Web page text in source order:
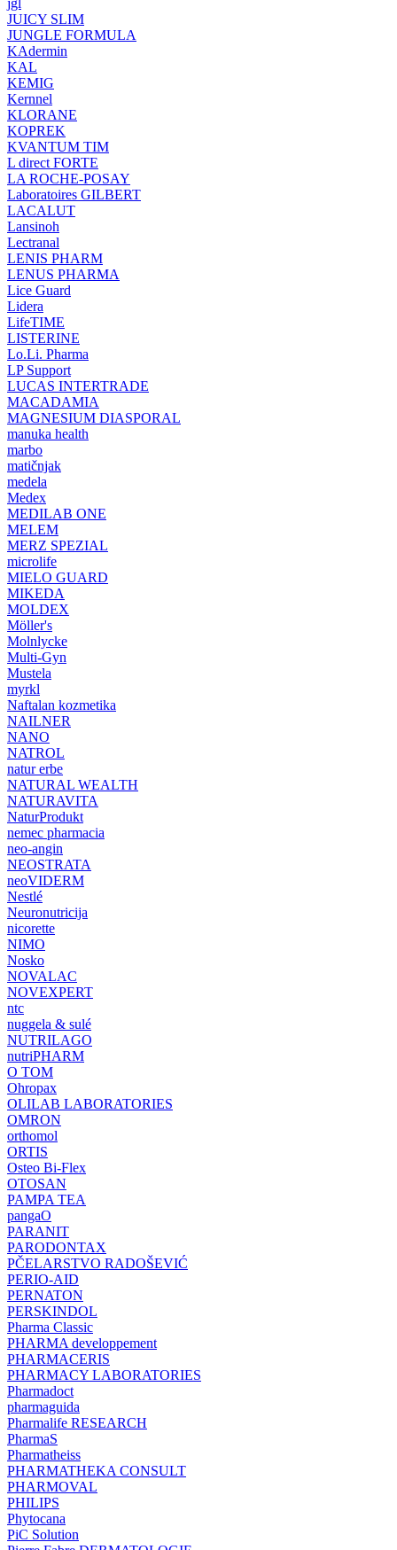
jgl
JUICY SLIM
JUNGLE FORMULA
KAdermin
KAL
KEMIG
Kernnel
KLORANE
KOPREK
KVANTUM TIM
L direct FORTE
LA ROCHE-POSAY
Laboratoires GILBERT
LACALUT
Lansinoh
Lectranal
LENIS PHARM
LENUS PHARMA
Lice Guard
Lidera
LifeTIME
LISTERINE
Lo.Li. Pharma
LP Support
LUCAS INTERTRADE
MACADAMIA
MAGNESIUM DIASPORAL
manuka health
marbo
matičnjak
medela
Medex
MEDILAB ONE
MELEM
MERZ SPEZIAL
microlife
MIELO GUARD
MIKEDA
MOLDEX
Möller's
Molnlycke
Multi-Gyn
Mustela
myrkl
Naftalan kozmetika
NAILNER
NANO
NATROL
natur erbe
NATURAL WEALTH
NATURAVITA
NaturProdukt
nemec pharmacia
neo-angin
NEOSTRATA
neoVIDERM
Nestlé
Neuronutricija
nicorette
NIMO
Nosko
NOVALAC
NOVEXPERT
ntc
nuggela & sulé
NUTRILAGO
nutriPHARM
O TOM
Ohropax
OLILAB LABORATORIES
OMRON
orthomol
ORTIS
Osteo Bi-Flex
OTOSAN
PAMPA TEA
pangaO
PARANIT
PARODONTAX
PČELARSTVO RADOŠEVIĆ
PERIO-AID
PERNATON
PERSKINDOL
Pharma Classic
PHARMA developpement
PHARMACERIS
PHARMACY LABORATORIES
Pharmadoct
pharmaguida
Pharmalife RESEARCH
PharmaS
Pharmatheiss
PHARMATHEKA CONSULT
PHARMOVAL
PHILIPS
Phytocana
PiC Solution